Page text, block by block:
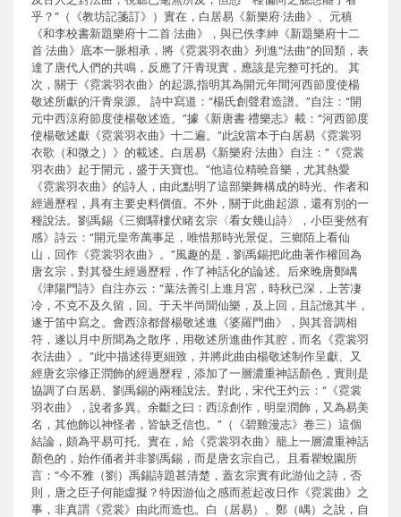
乎？”（《教坊記箋訂》）實在，白居易《新樂府·法曲》、元稹
《和李校書新題樂府十二首·法曲》，與已佚李紳《新題樂府十二
首·法曲》底本一脈相承，將《霓裳羽衣曲》列進“法曲”的回類，表
達了唐代人們的共鳴，反應了汗青現實，應該是完整可托的。 其
次，關于《霓裳羽衣曲》的起源,指明其為開元年間河西節度使楊
敬述所獻的汗青泉源。 詩中寫道：“楊氏創聲君造譜。”自注：“開
元中西涼府節度使楊敬述造。”據《新唐書·禮樂志》載：“河西節度
使楊敬述獻《霓裳羽衣曲》十二遍。”此說當本于白居易《霓裳羽
衣歌（和微之）》的載述。白居易《新樂府·法曲》自注：“《霓裳
羽衣曲》起于開元，盛于天寶也。”他這位精曉音樂，尤其熱愛
《霓裳羽衣曲》的詩人，由此點明了這部樂舞構成的時光、作者和
經過歷程，具有主要史料價值。不外，關于此曲起源，還有別的一
種說法。劉禹錫《三鄉驛樓伏睹玄宗〈看女幾山詩〉，小臣斐然有
感》詩云：“開元皇帝萬事足，唯惜那時光景促。三鄉陌上看仙
山，回作《霓裳羽衣曲》。”風趣的是，劉禹錫把此曲著作權回為
唐玄宗，對其發生經過歷程，作了神話化的論述。后來晚唐鄭嵎
《津陽門詩》自注亦云：“葉法善引上進月宮，時秋已深，上苦凄
冷，不克不及久留，回。于天半尚聞仙樂，及上回，且記憶其半，
遂于笛中寫之。會西涼都督楊敬述進《婆羅門曲》，與其音調相
符，遂以月中所聞為之散序，用敬述所進曲作其腔，而名《霓裳羽
衣法曲》。”此中描述得更細致，并將此曲由楊敬述制作呈獻、又
經唐玄宗修正潤飾的經過歷程，添加了一層濃重神話顏色，實則是
協調了白居易、劉禹錫的兩種說法。對此，宋代王灼云：“《霓裳
羽衣曲》，說者多異。余斷之曰：西涼創作，明皇潤飾，又為易美
名，其他飾以神怪者，皆缺乏信也。”（《碧雞漫志》卷三）這個
結論，頗為平易可托。實在，給《霓裳羽衣曲》籠上一層濃重神話
顏色的，始作俑者并非劉禹錫，而是唐玄宗自己。且看瞿蛻園所
言：“今不雅（劉）禹錫詩題甚清楚，蓋玄宗實有此游仙之詩，否
則，唐之臣子何能虛擬？特因游仙之感而惹起改日作《霓裳曲》之
事，非真謂《霓裳》由此而造也。白（居易）、鄭（嵎）之說，自